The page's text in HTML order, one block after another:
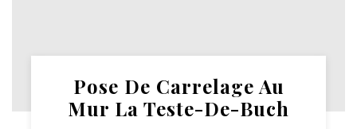
Pose De Carrelage Au
Mur La Teste-De-Buch